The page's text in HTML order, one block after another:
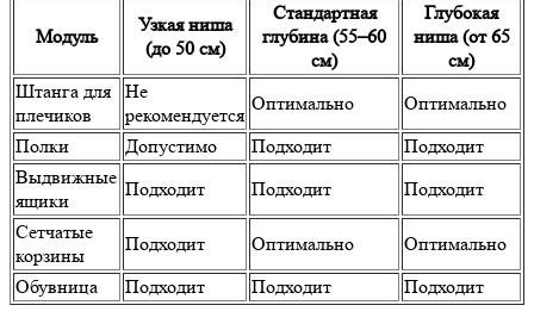
Модуль
Узкая ниша
(до 50 см)
Стандартная
глубина (55–60
см)
Глубокая
ниша (от 65
см)
Штанга для
плечиков
Не
рекомендуется
Оптимально
Оптимально
Полки
Допустимо Подходит
Подходит
Выдвижные
ящики
Подходит Подходит
Подходит
Сетчатые
корзины
Подходит Оптимально
Оптимально
Обувница
Подходит Подходит Подходит